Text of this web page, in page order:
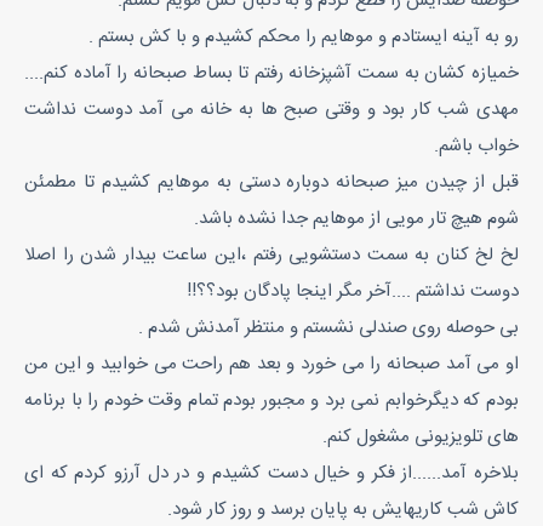
رو به آینه ایستادم و موهایم را محکم کشیدم و با کش بستم .
خمیازه کشان به سمت آشپزخانه رفتم تا بساط صبحانه را آماده کنم....
مهدی شب کار بود و وقتی صبح ها به خانه می آمد دوست نداشت
خواب باشم.
قبل از چیدن میز صبحانه دوباره دستی به موهایم کشیدم تا مطمئن
شوم هیچ تار مویی از موهایم جدا نشده باشد.
لخ لخ کنان به سمت دستشویی رفتم ،این ساعت بیدار شدن را اصلا
دوست نداشتم ....آخر مگر اینجا پادگان بود؟؟!!
بی حوصله روی صندلی نشستم و منتظر آمدنش شدم .
او می آمد صبحانه را می خورد و بعد هم راحت می خوابید و این من
بودم که دیگرخوابم نمی برد و مجبور بودم تمام وقت خودم را با برنامه
های تلویزیونی مشغول کنم.
بلاخره آمد......از فکر و خیال دست کشیدم و در دل آرزو کردم که ای
کاش شب کاریهایش به پایان برسد و روز کار شود.